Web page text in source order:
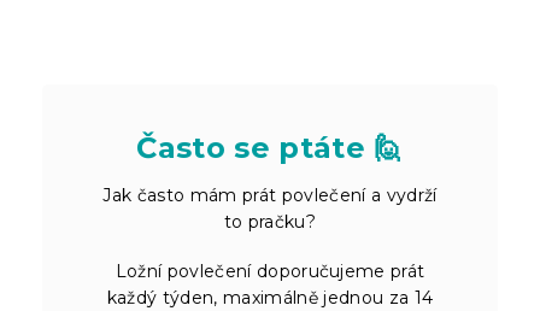
Často se ptáte 🙋
Jak často mám prát povlečení a vydrží
to pračku?
Ložní povlečení doporučujeme prát
každý týden, maximálně jednou za 14